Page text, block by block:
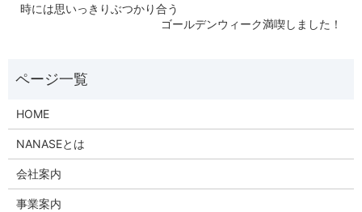
時には思いっきりぶつかり合う
ゴールデンウィーク満喫しました！
HOME
NANASEとは
会社案内
事業案内